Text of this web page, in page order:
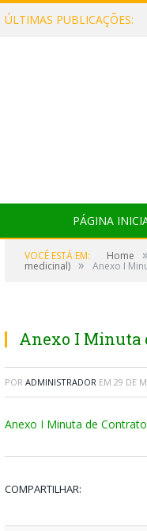
ÚLTIMAS PUBLICAÇÕES:
PÁGINA
VOCÊ ESTÁ EM: Home »
medicinal) » Anexo I
Anexo I Minuta
POR ADMINISTRADOR EM 29 DE
Anexo I Minuta de
COMPARTILHAR: